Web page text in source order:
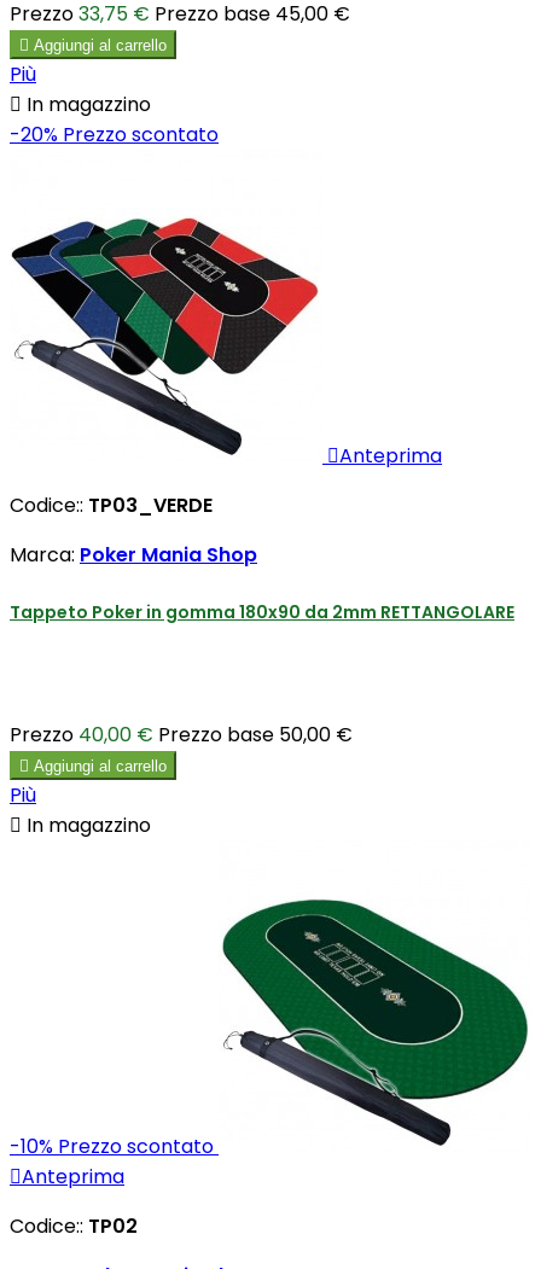
Prezzo33,75 € Prezzo base 45,00 €
 Aggiungi al carrello
Più
 In magazzino
-20% Prezzo scontato
Anteprima
Codice:: TP03_VERDE
Marca: Poker Mania Shop
Tappeto Poker in gomma 180x90 da 2mm RETTANGOLARE
Prezzo 40,00 € Prezzo base 50,00 €
 Aggiungi al carrello
Più
 In magazzino
-10% Prezzo scontato
Anteprima
Codice:: TP02